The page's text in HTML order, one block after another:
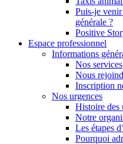
Puis-je
générale ?
Positive
Espace professionnel
Informations
Nos services
Nous
Inscription
Nos urgences
Histoire des
Notre
Les étapes
Pourquoi